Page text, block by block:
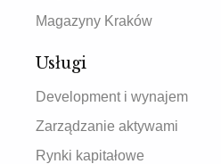
Magazyny Kraków
Usługi
Development i wynajem
Zarządzanie aktywami
Rynki kapitałowe